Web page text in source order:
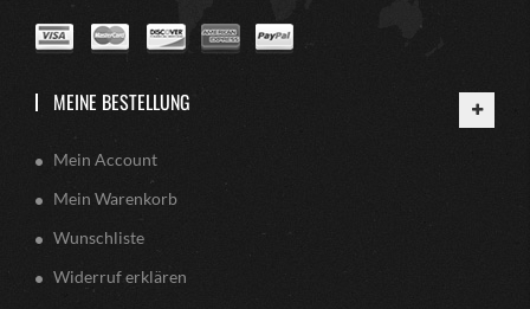
MEINE BESTELLUNG
Mein Account
Mein Warenkorb
Wunschliste
Widerruf erklären